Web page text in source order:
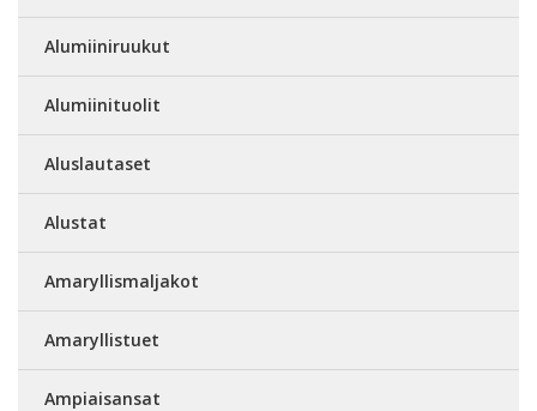
Alumiiniruukut
Alumiinituolit
Aluslautaset
Alustat
Amaryllismaljakot
Amaryllistuet
Ampiaisansat